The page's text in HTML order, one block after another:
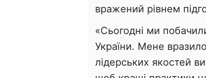
вражений рівнем
«Сьогодні ми
України. Мене
лідерських якостей